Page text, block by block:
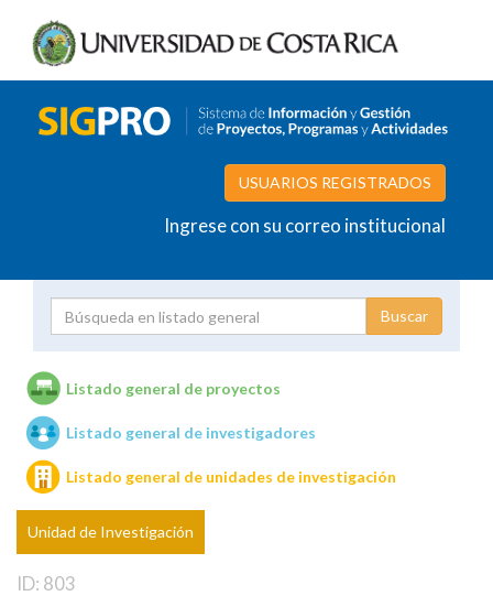
USUARIOS REGISTRADOS
Ingrese con su correo institucional
Unidades de investigación
Listado general de proyectos
Listado general de investigadores
Listado general de unidades de investigación
Unidad de Investigación
ID: 803